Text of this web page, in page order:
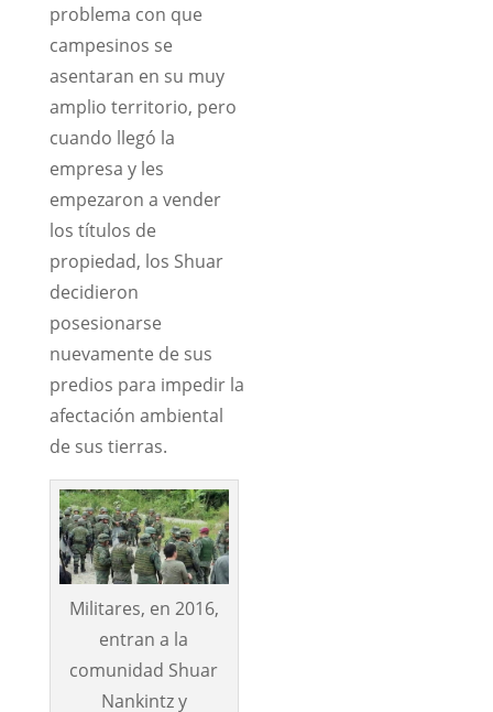
problema con que
campesinos se
asentaran en su muy
amplio territorio, pero
cuando llegó la
empresa y les
empezaron a vender
los títulos de
propiedad, los Shuar
decidieron
posesionarse
nuevamente de sus
predios para impedir la
afectación ambiental
de sus tierras.
Militares, en 2016,
entran a la
comunidad Shuar
Nankintz y